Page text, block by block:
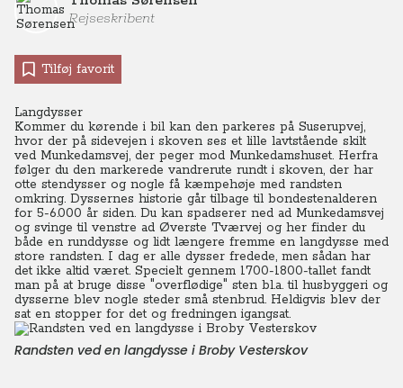
Rejseskribent
Tilføj favorit
Langdysser
Kommer du kørende i bil kan den parkeres på Suserupvej,
hvor der på sidevejen i skoven ses et lille lavtstående skilt
ved Munkedamsvej, der peger mod Munkedamshuset. Herfra
følger du den markerede vandrerute rundt i skoven, der har
otte stendysser og nogle få kæmpehøje med randsten
omkring. Dyssernes historie går tilbage til bondestenalderen
for 5-6.000 år siden. Du kan spadserer ned ad Munkedamsvej
og svinge til venstre ad Øverste Tværvej og her finder du
både en runddysse og lidt længere fremme en langdysse med
store randsten. I dag er alle dysser fredede, men sådan har
det ikke altid været. Specielt gennem 1700-1800-tallet fandt
man på at bruge disse "overflødige" sten bl.a. til husbyggeri og
dysserne blev nogle steder små stenbrud. Heldigvis blev der
sat en stopper for det og fredningen igangsat.
Randsten ved en langdysse i Broby Vesterskov